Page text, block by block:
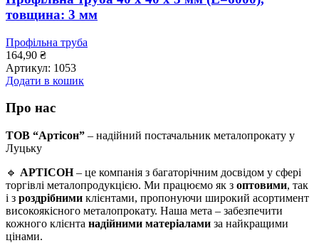
товщина: 3 мм
Профільна труба
164,90 ₴
Артикул: 1053
Додати в кошик
Про нас
ТОВ “Артісон” – надійний постачальник металопрокату у
Луцьку
🔹 АРТІСОН– це компанія з багаторічним досвідом у сфері
торгівлі металопродукцією. Ми працюємо як з оптовими, так
і з роздрібними клієнтами, пропонуючи широкий асортимент
високоякісного металопрокату. Наша мета – забезпечити
кожного клієнта надійними матеріалами за найкращими
цінами.